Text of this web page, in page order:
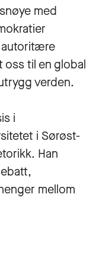
med
autoritære
oss til en global
verden.
i
i Sørøst-
Han
mellom